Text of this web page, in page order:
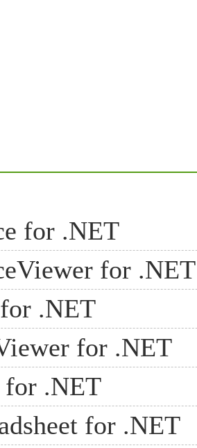
，给
for .NET
for .NET
.NET
for .NET
for .NET
for .NET